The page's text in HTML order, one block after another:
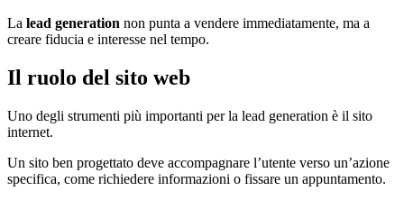
La lead generation non punta a vendere immediatamente, ma a
creare fiducia e interesse nel tempo.
Il ruolo del sito web
Uno degli strumenti più importanti per la lead generation è il sito
internet.
Un sito ben progettato deve accompagnare l’utente verso un’azione
specifica, come richiedere informazioni o fissare un appuntamento.